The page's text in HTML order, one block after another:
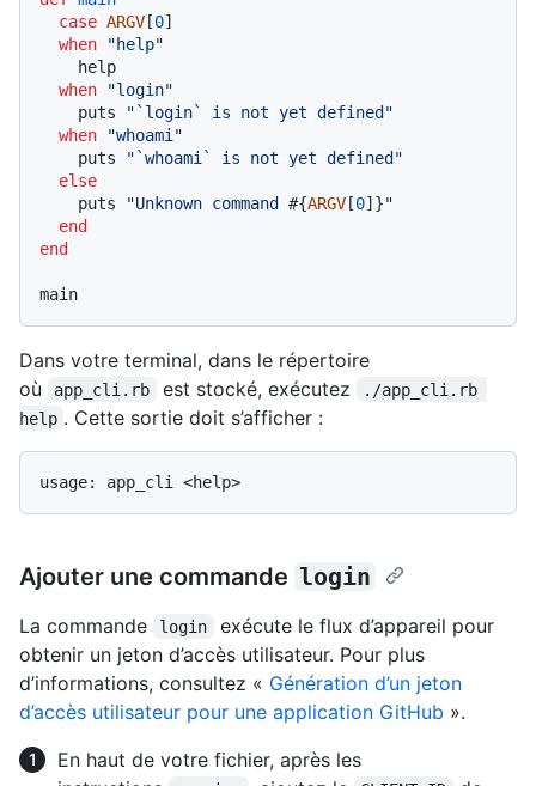
case ARGV [0]
when
"help"
when
"login"
    puts
"`login` is not yet defined"
when
"whoami"
    puts
"`whoami` is not yet defined"
else
    puts
"Unknown command #{ARGV [0]}"
end
end
Dans votre terminal, dans le répertoire
où
app_cli.rb est stocké, exécutez
./app_cli.rb
help . Cette sortie doit s’afficher :
Ajouter une commande login
La commande login
exécute le flux d’appareil pour
obtenir un jeton d’accès utilisateur. Pour plus
d’informations, consultez « Génération d’un jeton
d’accès utilisateur pour une application GitHub ».
En haut de votre fichier, après les